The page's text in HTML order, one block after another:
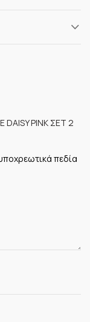
PINK ΣΕΤ 2
πεδία